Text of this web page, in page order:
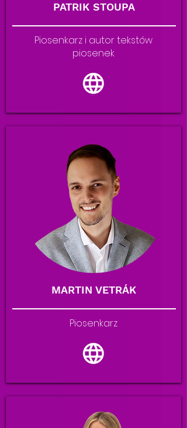
PATRIK STOUPA
Piosenkarz i autor tekstów
piosenek
MARTIN VETRÁK
Piosenkarz